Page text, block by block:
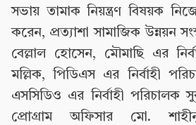
সভায় তামাক নিয়ন্ত্রণ বিষয়ক
করেন, প্রত্যাশা সামাজিক উন্নয়ন
বেল্লাল হোসেন, মৌমাছি এর
মল্লিক, পিডিএস এর নির্বাহী
এসসিডিও এর নির্বাহী পরিচালক
প্রোগ্রাম অফিসার মো.